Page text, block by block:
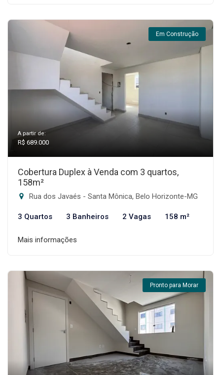
Em Construção
A partir de:
R$ 689.000
Cobertura Duplex à Venda com 3 quartos,
158m²
Rua dos Javaés - Santa Mônica, Belo Horizonte-MG
3 Quartos 3 Banheiros 2 Vagas 158 m²
Mais informações
Pronto para Morar